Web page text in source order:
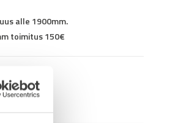
alle 1900mm.
toimitus 150€